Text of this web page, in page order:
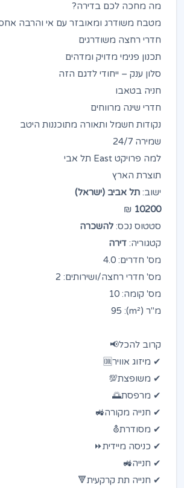
מה מחכה לכם בדירה?
מטבח משודרג ומאובזר עם אי והרבה
חדרי רחצה משודרגים
תכנון פנימי מדויק ומדהים
סלון ענק – ייחודי לדגם הזה
חניה בטאבו
חדרי שינה מרווחים
נקודות חשמל ותאורה מתוכננות היטב
שמירה 24/7
למה פרויקט East תל אבי
תוצרת הארץ
ישוב: תל אביב (ישראל)
10200
₪
סטטוס נכס: להשכרה
קטגוריה: דירה
מס' חדרים: 4.0
מס' חדרי רחצה/ושירותים: 2
מס' קומה: 10
מ"ר (m²): 95
קרוב להכל📢
✔ מיזוג אוויר🆒
✔ משופצת💯
✔ מרפסת🌅
✔ חנייה מקורה🚜
✔ מסודרת⛢
✔ כניסה מיידית⏩
✔ חנייה🚜
✔ חנייה תת קרקעית🔻